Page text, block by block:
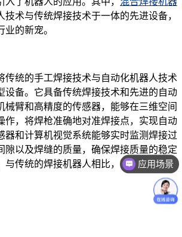
技术与传统焊接技术于一体的先进设备，
的新宠。
传统的手工焊接技术与自动化机器人技术
设备。它具备传统焊接技术和先进的自动
械臂和高精度的传感器，能够在三维空间
作，将焊枪准确地对准焊接点，实现自动
器和计算机视觉系统能够实时监测焊接过
隙以及焊缝的质量，确保焊接质量的稳定
与传统的焊接机器人相比，混合焊接机器
应用场景